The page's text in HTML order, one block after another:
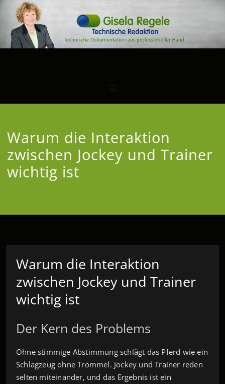
Warum die Interaktion
zwischen Jockey und Trainer
wichtig ist
Warum die Interaktion
zwischen Jockey und Trainer
wichtig ist
Der Kern des Problems
Ohne stimmige Abstimmung schlägt das Pferd wie ein
Schlagzeug ohne Trommel. Jockey und Trainer reden
selten miteinander, und das Ergebnis ist ein